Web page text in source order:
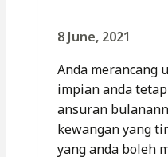
8 June, 2021
Anda merancang
impian anda
ansuran
kewangan yang
yang anda boleh